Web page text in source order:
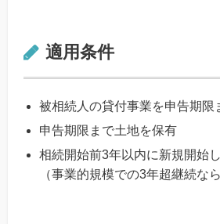
適用条件
被相続人の貸付事業を申告期限
申告期限まで土地を保有
相続開始前3年以内に新規開始
（事業的規模での3年超継続なら